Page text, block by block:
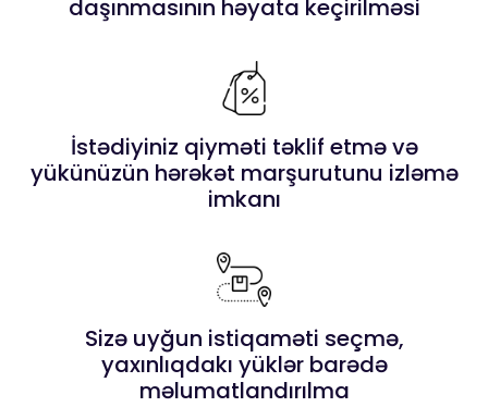
daşınmasının həyata keçirilməsi
İstədiyiniz qiyməti təklif etmə və
yükünüzün hərəkət marşurutunu izləmə
imkanı
Sizə uyğun istiqaməti seçmə,
yaxınlıqdakı yüklər barədə
məlumatlandırılma